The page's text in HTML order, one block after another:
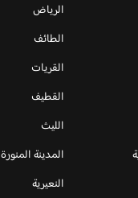
الرياض
الطائف
القريات
القطيف
الليث
المدينة المنورة
النعيرية